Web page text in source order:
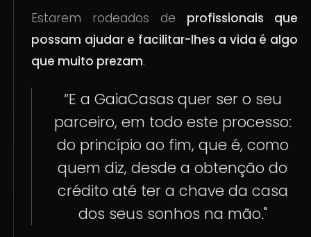
Estarem rodeados de profissionais que
possam ajudar e facilitar-lhes a vida é algo
que muito prezam.
“E a GaiaCasas quer ser o seu
parceiro, em todo este processo:
do princípio ao fim, que é, como
quem diz, desde a obtenção do
crédito até ter a chave da casa
dos seus sonhos na mão."